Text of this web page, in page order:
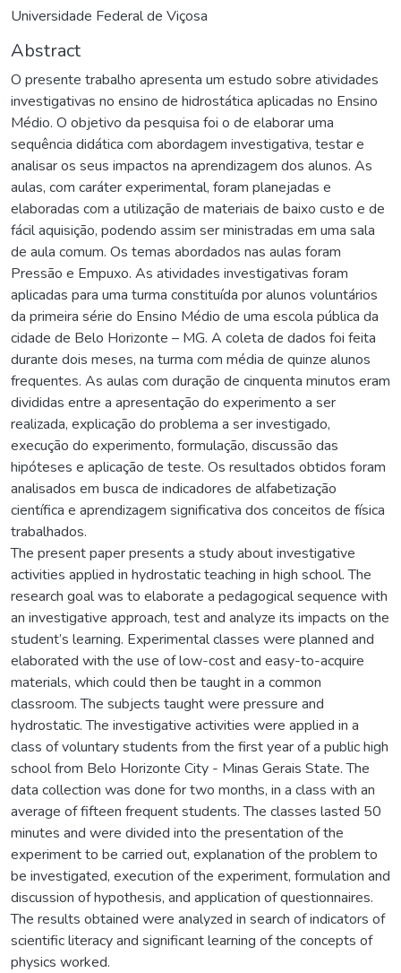
Universidade Federal de Viçosa
Abstract
O presente trabalho apresenta um estudo sobre atividades
investigativas no ensino de hidrostática aplicadas no Ensino
Médio. O objetivo da pesquisa foi o de elaborar uma
sequência didática com abordagem investigativa, testar e
analisar os seus impactos na aprendizagem dos alunos. As
aulas, com caráter experimental, foram planejadas e
elaboradas com a utilização de materiais de baixo custo e de
fácil aquisição, podendo assim ser ministradas em uma sala
de aula comum. Os temas abordados nas aulas foram
Pressão e Empuxo. As atividades investigativas foram
aplicadas para uma turma constituída por alunos voluntários
da primeira série do Ensino Médio de uma escola pública da
cidade de Belo Horizonte – MG. A coleta de dados foi feita
durante dois meses, na turma com média de quinze alunos
frequentes. As aulas com duração de cinquenta minutos eram
divididas entre a apresentação do experimento a ser
realizada, explicação do problema a ser investigado,
execução do experimento, formulação, discussão das
hipóteses e aplicação de teste. Os resultados obtidos foram
analisados em busca de indicadores de alfabetização
científica e aprendizagem significativa dos conceitos de física
trabalhados.
The present paper presents a study about investigative
activities applied in hydrostatic teaching in high school. The
research goal was to elaborate a pedagogical sequence with
an investigative approach, test and analyze its impacts on the
student’s learning. Experimental classes were planned and
elaborated with the use of low-cost and easy-to-acquire
materials, which could then be taught in a common
classroom. The subjects taught were pressure and
hydrostatic. The investigative activities were applied in a
class of voluntary students from the first year of a public high
school from Belo Horizonte City - Minas Gerais State. The
data collection was done for two months, in a class with an
average of fifteen frequent students. The classes lasted 50
minutes and were divided into the presentation of the
experiment to be carried out, explanation of the problem to
be investigated, execution of the experiment, formulation and
discussion of hypothesis, and application of questionnaires.
The results obtained were analyzed in search of indicators of
scientific literacy and significant learning of the concepts of
physics worked.